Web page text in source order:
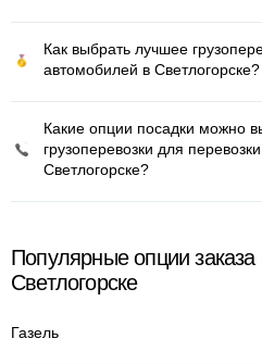
Как выбрать лучшее
автомобилей в Светлогорске?
Какие опции посадки можно
грузоперевозки для
Светлогорске?
Популярные опции заказа
Светлогорске
Газель